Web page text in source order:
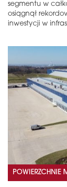
segmentu w
osiągnął
inwestycji w
POWIERZCHNIE